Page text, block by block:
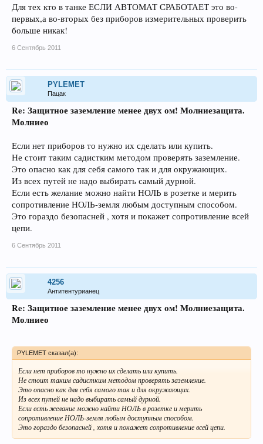
Для тех кто в танке ЕСЛИ АВТОМАТ СРАБОТАЕТ это во-
первых,а во-вторых без приборов измерительных проверить
больше никак!
6 Сентябрь 2011
PYLEMET
Пацак
Re: Защитное заземление менее двух ом! Молниезащита.
Молниео
Если нет приборов то нужно их сделать или купить.
Не стоит таким садистким методом проверять заземление.
Это опасно как для себя самого так и для окружающих.
Из всех путей не надо выбирать самый дурной.
Если есть желание можно найти НОЛЬ в розетке и мерить
сопротивление НОЛЬ-земля любым доступным способом.
Это гораздо безопасней , хотя и покажет сопротивление всей
цепи.
6 Сентябрь 2011
4256
Антитентурианец
Re: Защитное заземление менее двух ом! Молниезащита.
Молниео
PYLEMET сказал(а):
Если нет приборов то нужно их сделать или купить.
Не стоит таким садистким методом проверять заземление.
Это опасно как для себя самого так и для окружающих.
Из всех путей не надо выбирать самый дурной.
Если есть желание можно найти НОЛЬ в розетке и мерить
сопротивление НОЛЬ-земля любым доступным способом.
Это гораздо безопасней , хотя и покажет сопротивление всей цепи.